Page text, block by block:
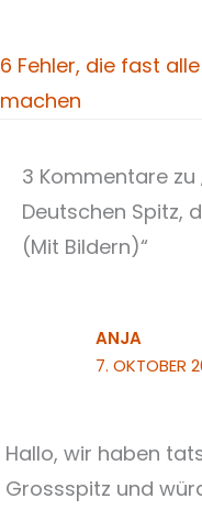
6 Fehler, die fast
machen
3 Kommentare zu
Deutschen Spitz,
(Mit Bildern)“
ANJA
7. OKTOBER
Hallo, wir haben
Grossspitz und